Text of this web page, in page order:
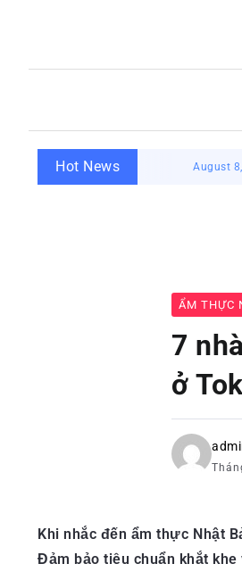
Hot NewsAugust 8, 2026 Sức
ẨM THỰC
7
ở
Khi nhắc đến ẩm thực Nhật
Đảm bảo tiêu chuẩn khắt